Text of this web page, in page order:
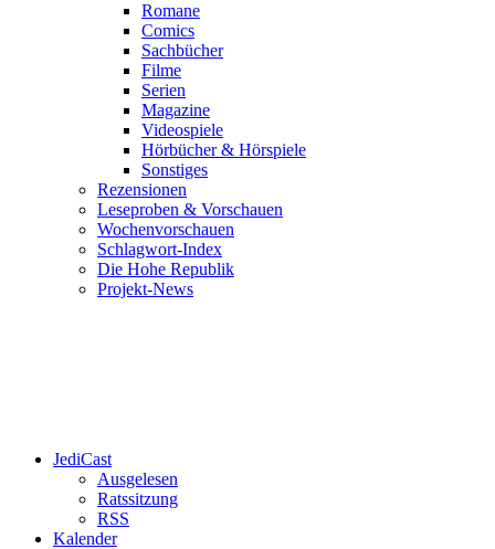
Romane
Comics
Sachbücher
Filme
Serien
Magazine
Videospiele
Hörbücher & Hörspiele
Sonstiges
Rezensionen
Leseproben & Vorschauen
Wochenvorschauen
Schlagwort-Index
Die Hohe Republik
Projekt-News
JediCast
Ausgelesen
Ratssitzung
RSS
Kalender